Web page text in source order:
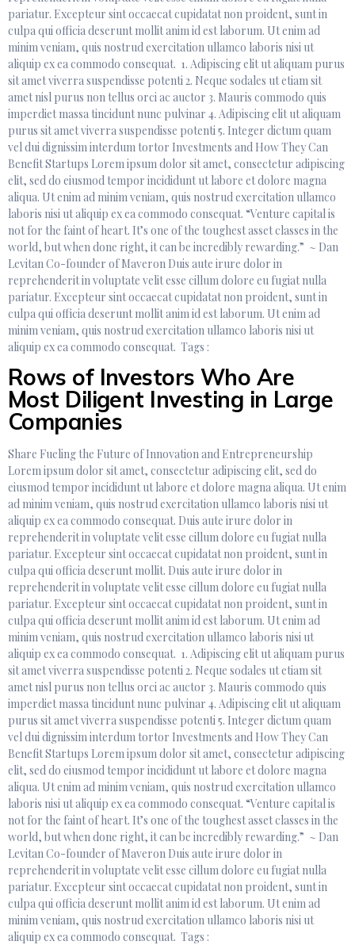
pariatur. Excepteur sint occaecat cupidatat non proident, sunt in
culpa qui officia deserunt mollit anim id est laborum. Ut enim ad
minim veniam, quis nostrud exercitation ullamco laboris nisi ut
aliquip ex ea commodo consequat. 1. Adipiscing elit ut aliquam purus
sit amet viverra suspendisse potenti 2. Neque sodales ut etiam sit
amet nisl purus non tellus orci ac auctor 3. Mauris commodo quis
imperdiet massa tincidunt nunc pulvinar 4. Adipiscing elit ut aliquam
purus sit amet viverra suspendisse potenti 5. Integer dictum quam
vel dui dignissim interdum tortor Investments and How They Can
Benefit Startups Lorem ipsum dolor sit amet, consectetur adipiscing
elit, sed do eiusmod tempor incididunt ut labore et dolore magna
aliqua. Ut enim ad minim veniam, quis nostrud exercitation ullamco
laboris nisi ut aliquip ex ea commodo consequat. “Venture capital is
not for the faint of heart. It’s one of the toughest asset classes in the
world, but when done right, it can be incredibly rewarding.” ~ Dan
Levitan Co-founder of Maveron Duis aute irure dolor in
reprehenderit in voluptate velit esse cillum dolore eu fugiat nulla
pariatur. Excepteur sint occaecat cupidatat non proident, sunt in
culpa qui officia deserunt mollit anim id est laborum. Ut enim ad
minim veniam, quis nostrud exercitation ullamco laboris nisi ut
aliquip ex ea commodo consequat. Tags :
Rows of Investors Who Are
Most Diligent Investing in Large
Companies
Share Fueling the Future of Innovation and Entrepreneurship
Lorem ipsum dolor sit amet, consectetur adipiscing elit, sed do
eiusmod tempor incididunt ut labore et dolore magna aliqua. Ut enim
ad minim veniam, quis nostrud exercitation ullamco laboris nisi ut
aliquip ex ea commodo consequat. Duis aute irure dolor in
reprehenderit in voluptate velit esse cillum dolore eu fugiat nulla
pariatur. Excepteur sint occaecat cupidatat non proident, sunt in
culpa qui officia deserunt mollit. Duis aute irure dolor in
reprehenderit in voluptate velit esse cillum dolore eu fugiat nulla
pariatur. Excepteur sint occaecat cupidatat non proident, sunt in
culpa qui officia deserunt mollit anim id est laborum. Ut enim ad
minim veniam, quis nostrud exercitation ullamco laboris nisi ut
aliquip ex ea commodo consequat. 1. Adipiscing elit ut aliquam purus
sit amet viverra suspendisse potenti 2. Neque sodales ut etiam sit
amet nisl purus non tellus orci ac auctor 3. Mauris commodo quis
imperdiet massa tincidunt nunc pulvinar 4. Adipiscing elit ut aliquam
purus sit amet viverra suspendisse potenti 5. Integer dictum quam
vel dui dignissim interdum tortor Investments and How They Can
Benefit Startups Lorem ipsum dolor sit amet, consectetur adipiscing
elit, sed do eiusmod tempor incididunt ut labore et dolore magna
aliqua. Ut enim ad minim veniam, quis nostrud exercitation ullamco
laboris nisi ut aliquip ex ea commodo consequat. “Venture capital is
not for the faint of heart. It’s one of the toughest asset classes in the
world, but when done right, it can be incredibly rewarding.” ~ Dan
Levitan Co-founder of Maveron Duis aute irure dolor in
reprehenderit in voluptate velit esse cillum dolore eu fugiat nulla
pariatur. Excepteur sint occaecat cupidatat non proident, sunt in
culpa qui officia deserunt mollit anim id est laborum. Ut enim ad
minim veniam, quis nostrud exercitation ullamco laboris nisi ut
aliquip ex ea commodo consequat. Tags :